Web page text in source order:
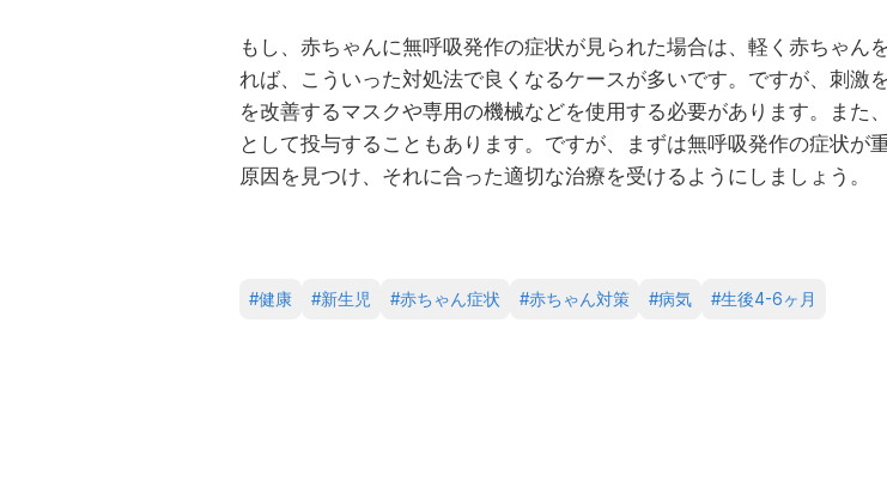
もし、赤ちゃんに無呼吸発作の症状が見られた場合は、軽く赤ちゃん
れば、こういった対処法で良くなるケースが多いです。ですが、刺激
を改善するマスクや専用の機械などを使用する必要があります。また
として投与することもあります。ですが、まずは無呼吸発作の症状が
原因を見つけ、それに合った適切な治療を受けるようにしましょう。
#健康 #新生児 #赤ちゃん症状 #赤ちゃん対策 #病気 #生後4-6ヶ月